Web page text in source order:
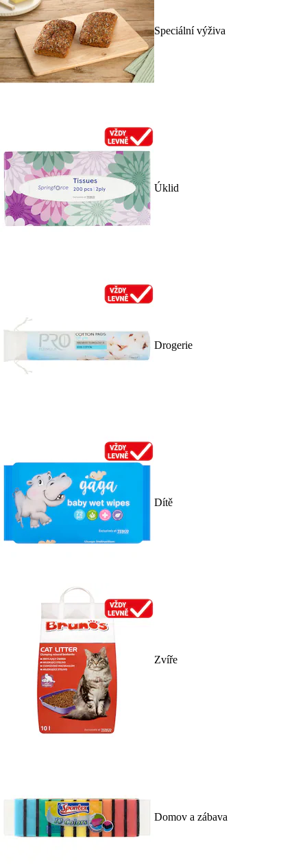
Speciální výživa
Úklid
Drogerie
Dítě
Zvíře
Domov a zábava